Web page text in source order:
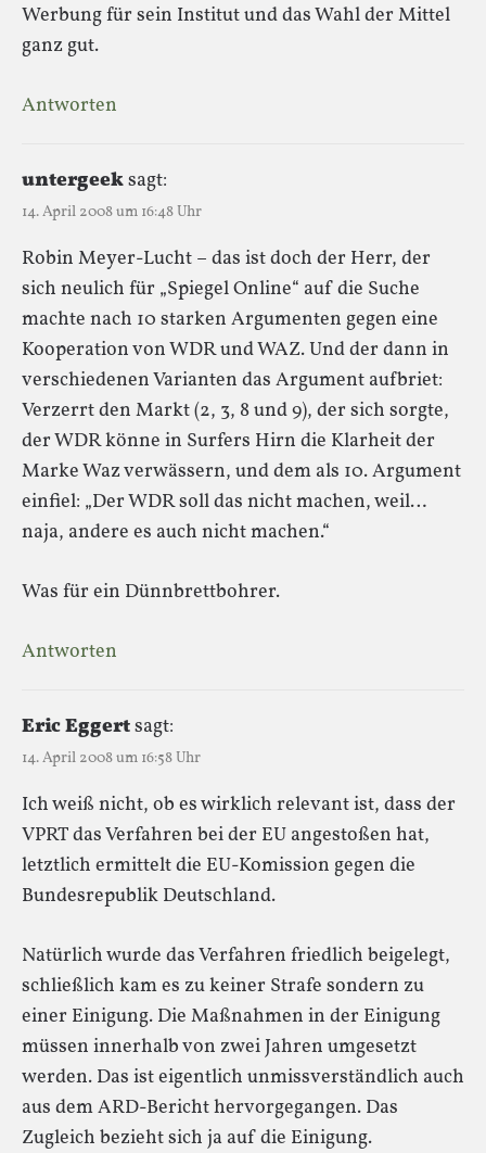
Werbung für sein Institut und das Wahl der Mittel
ganz gut.
Antworten
untergeeksagt:
14. April 2008 um 16:48 Uhr
Robin Meyer-Lucht – das ist doch der Herr, der
sich neulich für „Spiegel Online“ auf die Suche
machte nach 10 starken Argumenten gegen eine
Kooperation von WDR und WAZ. Und der dann in
verschiedenen Varianten das Argument aufbriet:
Verzerrt den Markt (2, 3, 8 und 9), der sich sorgte,
der WDR könne in Surfers Hirn die Klarheit der
Marke Waz verwässern, und dem als 10. Argument
einfiel: „Der WDR soll das nicht machen, weil…
naja, andere es auch nicht machen.“
Was für ein Dünnbrettbohrer.
Antworten
Eric Eggertsagt:
14. April 2008 um 16:58 Uhr
Ich weiß nicht, ob es wirklich relevant ist, dass der
VPRT das Verfahren bei der EU angestoßen hat,
letztlich ermittelt die EU-Komission gegen die
Bundesrepublik Deutschland.
Natürlich wurde das Verfahren friedlich beigelegt,
schließlich kam es zu keiner Strafe sondern zu
einer Einigung. Die Maßnahmen in der Einigung
müssen innerhalb von zwei Jahren umgesetzt
werden. Das ist eigentlich unmissverständlich auch
aus dem ARD-Bericht hervorgegangen. Das
Zugleich bezieht sich ja auf die Einigung.